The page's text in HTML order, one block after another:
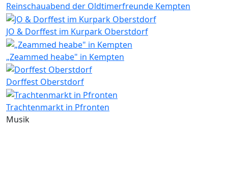
Reinschauabend der Oldtimerfreunde Kempten
JO & Dorffest im Kurpark Oberstdorf
„Zeammed heabe" in Kempten
Dorffest Oberstdorf
Trachtenmarkt in Pfronten
Musik